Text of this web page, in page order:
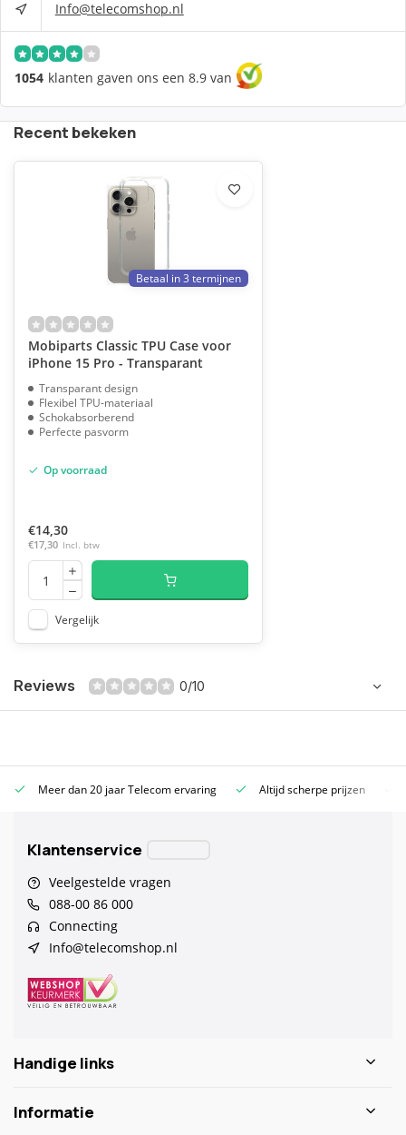
Info@telecomshop.nl
1054 klanten gaven ons een 8.9 van
Recent bekeken
Betaal in 3 termijnen
Mobiparts Classic TPU Case voor
iPhone 15 Pro - Transparant
Transparant design
Flexibel TPU-materiaal
Schokabsorberend
Perfecte pasvorm
Op voorraad
€14,30
€17,30 Incl. btw
Vergelijk
Reviews 0/10
Meer dan 20 jaar Telecom ervaring Altijd scherpe prijzen
Klantenservice
Veelgestelde vragen
088-00 86 000
Connecting
Info@telecomshop.nl
Handige links
Informatie